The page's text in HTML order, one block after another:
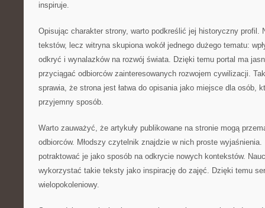
inspiruje.
Opisując charakter strony, warto podkreślić jej historyczny profil.
tekstów, lecz witryna skupiona wokół jednego dużego tematu:
odkryć i wynalazków na rozwój świata. Dzięki temu portal ma
przyciągać odbiorców zainteresowanych rozwojem cywilizacji.
sprawia, że strona jest łatwa do opisania jako miejsce dla osób,
przyjemny sposób.
Warto zauważyć, że artykuły publikowane na stronie mogą
odbiorców. Młodszy czytelnik znajdzie w nich proste wyjaśnienia.
potraktować je jako sposób na odkrycie nowych kontekstów.
wykorzystać takie teksty jako inspirację do zajęć. Dzięki temu
wielopokoleniowy.